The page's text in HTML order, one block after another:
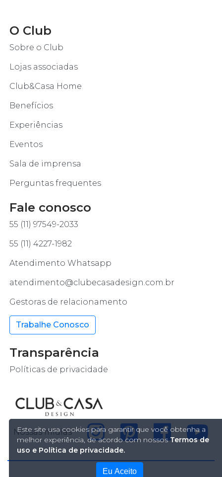
O Club
Sobre o Club
Lojas associadas
Club&Casa Home
Benefícios
Experiências
Eventos
Sala de imprensa
Perguntas frequentes
Fale conosco
55 (11) 97549-2033
55 (11) 4227-1982
Atendimento Whatsapp
atendimento@clubecasadesign.com.br
Gestoras de relacionamento
Trabalhe Conosco
Transparência
Políticas de privacidade
Nossas mídias
Este site usa cookies para garantir que você obtenha a
melhor experiência, de acordo com nossosTermos de
uso e Política de privacidade.
Eu Aceito